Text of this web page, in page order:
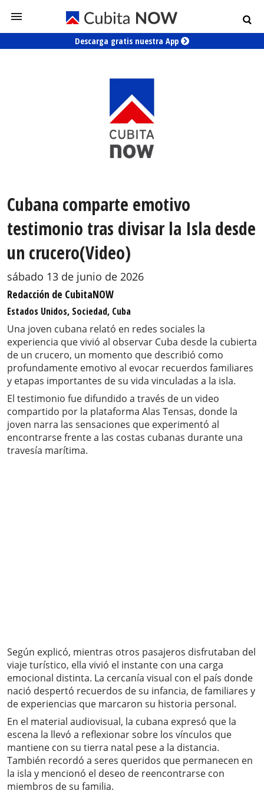
Descarga gratis nuestra App
Cubana comparte emotivo
testimonio tras divisar la Isla desde
un crucero(Video)
sábado 13 de junio de 2026
Redacción de CubitaNOW
Estados Unidos, Sociedad, Cuba
Una joven cubana relató en redes sociales la
experiencia que vivió al observar Cuba desde la cubierta
de un crucero, un momento que describió como
profundamente emotivo al evocar recuerdos familiares
y etapas importantes de su vida vinculadas a la isla.
El testimonio fue difundido a través de un video
compartido por la plataforma Alas Tensas, donde la
joven narra las sensaciones que experimentó al
encontrarse frente a las costas cubanas durante una
travesía marítima.
Según explicó, mientras otros pasajeros disfrutaban del
viaje turístico, ella vivió el instante con una carga
emocional distinta. La cercanía visual con el país donde
nació despertó recuerdos de su infancia, de familiares y
de experiencias que marcaron su historia personal.
En el material audiovisual, la cubana expresó que la
escena la llevó a reflexionar sobre los vínculos que
mantiene con su tierra natal pese a la distancia.
También recordó a seres queridos que permanecen en
la isla y mencionó el deseo de reencontrarse con
miembros de su familia.